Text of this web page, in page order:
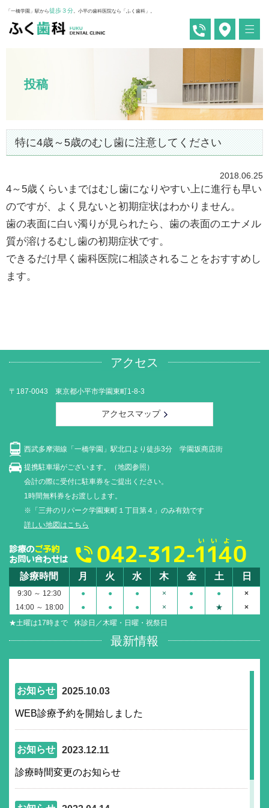
「一橋学園」駅から徒歩３分。小平の歯科医院なら「ふく歯科」。
投稿
特に4歳～5歳のむし歯に注意してください
2018.06.25
4～5歳くらいまではむし歯になりやすい上に進行も早い
のですが、よく見ないと初期症状はわかりません。
歯の表面に白い濁りが見られたら、歯の表面のエナメル
質が溶けるむし歯の初期症状です。
できるだけ早く歯科医院に相談されることをおすすめし
ます。
アクセス
〒187-0043 東京都小平市学園東町1-8-3
アクセスマップ
西武多摩湖線「一橋学園」駅北口より徒歩3分 学園坂商店街
提携駐車場がございます。（地図参照）
会計の際に受付に駐車券をご提出ください。
1時間無料券をお渡しします。
※「三井のリパーク学園東町１丁目第４」のみ有効です
詳しい地図はこちら
診療時間 月 火 水 木 金 土 日
9:30 ～ 12:30 ● ● ● × ● ●
×
14:00 ～ 18:00
● ● ● × ● ★
×
★土曜は17時まで
休診日／木曜・日曜・祝祭日
最新情報
お知らせ 2025.10.03
WEB診療予約を開始しました
お知らせ 2023.12.11
診療時間変更のお知らせ